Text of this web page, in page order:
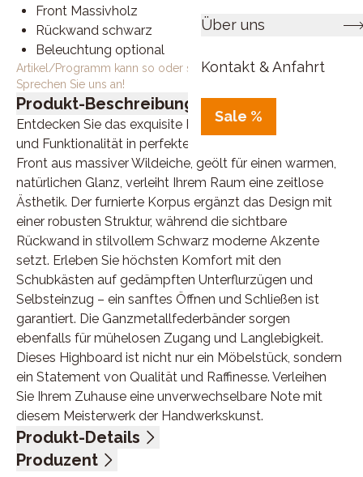
Über uns
Kontakt & Anfahrt
Sale %
Front Massivholz
Rückwand schwarz
Beleuchtung optional
Artikel/Programm kann so oder so ähnlich bestellt werden.
Sprechen Sie uns an!
Produkt-Beschreibung
Entdecken Sie das exquisite Highboard, das Eleganz
und Funktionalität in perfekter Harmonie vereint. Die
Front aus massiver Wildeiche, geölt für einen warmen,
natürlichen Glanz, verleiht Ihrem Raum eine zeitlose
Ästhetik. Der furnierte Korpus ergänzt das Design mit
einer robusten Struktur, während die sichtbare
Rückwand in stilvollem Schwarz moderne Akzente
setzt. Erleben Sie höchsten Komfort mit den
Schubkästen auf gedämpften Unterflurzügen und
Selbsteinzug – ein sanftes Öffnen und Schließen ist
garantiert. Die Ganzmetallfederbänder sorgen
ebenfalls für mühelosen Zugang und Langlebigkeit.
Dieses Highboard ist nicht nur ein Möbelstück, sondern
ein Statement von Qualität und Raffinesse. Verleihen
Sie Ihrem Zuhause eine unverwechselbare Note mit
diesem Meisterwerk der Handwerkskunst.
Produkt-Details
Front Wildeiche massiv, geölt, Korpus furniert, sichtbare
Produzent